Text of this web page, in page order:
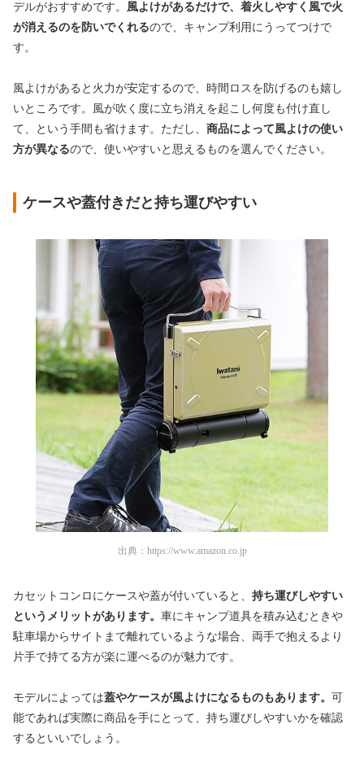
デルがおすすめです。 風よけがあるだけで、着火しやすく風で火
が消えるのを防いでくれるので、キャンプ利用にうってつけで
す。
風よけがあると火力が安定するので、時間ロスを防げるのも嬉し
いところです。風が吹く度に立ち消えを起こし何度も付け直し
て、という手間も省けます。ただし、 商品によって風よけの使い
方が異なるので、使いやすいと思えるものを選んでください。
ケースや蓋付きだと持ち運びやすい
出典： https://www.amazon.co.jp
カセットコンロにケースや蓋が付いていると、 持ち運びしやすい
というメリットがあります。 車にキャンプ道具を積み込むときや
駐車場からサイトまで離れているような場合、両手で抱えるより
片手で持てる方が楽に運べるのが魅力です。
モデルによっては蓋やケースが風よけになるものもあります。 可
能であれば実際に商品を手にとって、持ち運びしやすいかを確認
するといいでしょう。